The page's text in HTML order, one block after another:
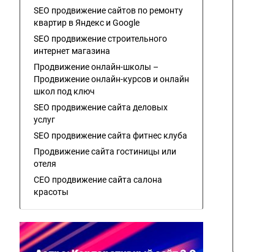
SEO продвижение сайтов по ремонту
квартир в Яндекс и Google
SEO продвижение строительного
интернет магазина
Продвижение онлайн-школы –
Продвижение онлайн-курсов и онлайн
школ под ключ
SEO продвижение сайта деловых
услуг
SEO продвижение сайта фитнес клуба
Продвижение сайта гостиницы или
отеля
СЕО продвижение сайта салона
красоты